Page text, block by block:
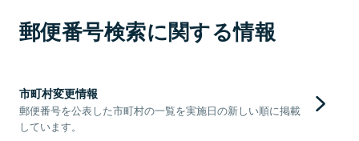
郵便番号検索に関する情報
市町村変更情報
郵便番号を公表した市町村の一覧を実施日の新しい順に掲載
しています。